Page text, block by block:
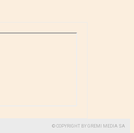
© COPYRIGHT BY GREMI MEDIA SA